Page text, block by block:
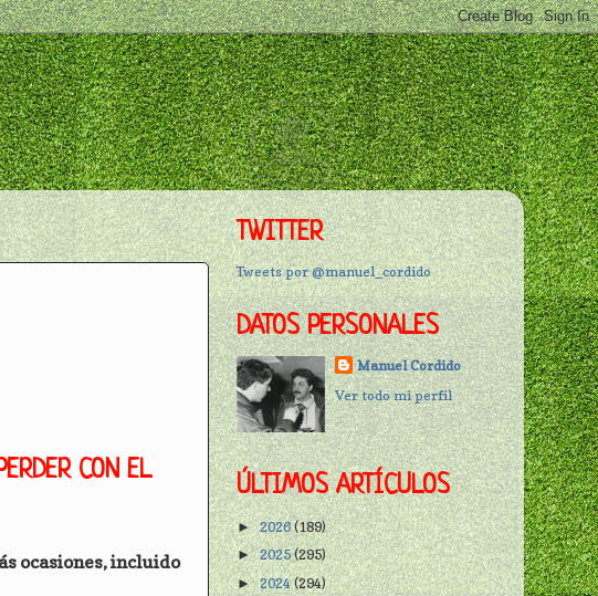
CON EL
ocasiones, incluido
TWITTER
Tweets por @manuel_cordido
DATOS PERSONALES
Manuel Cordido
Ver todo mi perfil
ÚLTIMOS ARTÍCULOS
►2026(189)
►2025(295)
►2024(294)